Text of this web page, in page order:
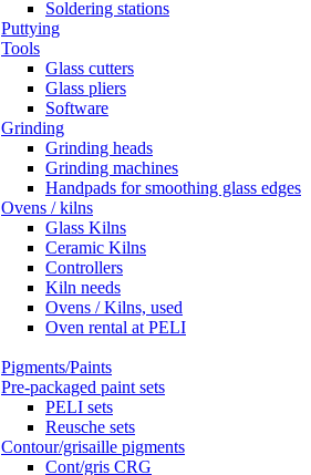
Soldering stations
Puttying
Tools
Glass cutters
Glass pliers
Software
Grinding
Grinding heads
Grinding machines
Handpads for smoothing glass edges
Ovens / kilns
Glass Kilns
Ceramic Kilns
Controllers
Kiln needs
Ovens / Kilns, used
Oven rental at PELI
Pigments/Paints
Pre-packaged paint sets
PELI sets
Reusche sets
Contour/grisaille pigments
Cont/gris CRG